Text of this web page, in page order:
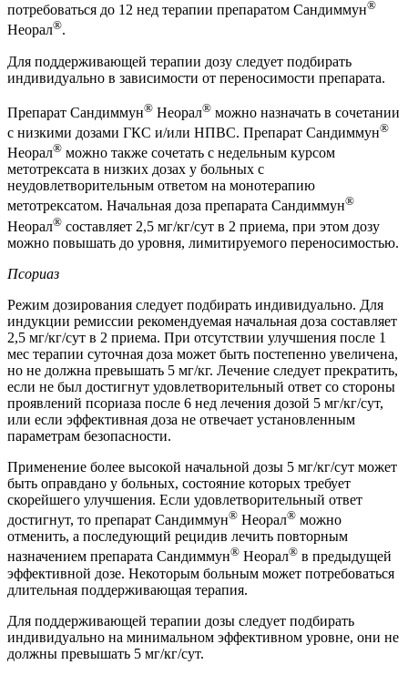
потребоваться до 12 нед терапии препаратом Сандиммун®
Неорал®.
Для поддерживающей терапии дозу следует подбирать
индивидуально в зависимости от переносимости препарата.
Препарат Сандиммун® Неорал® можно назначать в сочетании
с низкими дозами ГКС и/или НПВС. Препарат Сандиммун®
Неорал® можно также сочетать с недельным курсом
метотрексата в низких дозах у больных с
неудовлетворительным ответом на монотерапию
метотрексатом. Начальная доза препарата Сандиммун®
Неорал® составляет 2,5 мг/кг/сут в 2 приема, при этом дозу
можно повышать до уровня, лимитируемого переносимостью.
Псориаз
Режим дозирования следует подбирать индивидуально. Для
индукции ремиссии рекомендуемая начальная доза составляет
2,5 мг/кг/сут в 2 приема. При отсутствии улучшения после 1
мес терапии суточная доза может быть постепенно увеличена,
но не должна превышать 5 мг/кг. Лечение следует прекратить,
если не был достигнут удовлетворительный ответ со стороны
проявлений псориаза после 6 нед лечения дозой 5 мг/кг/сут,
или если эффективная доза не отвечает установленным
параметрам безопасности.
Применение более высокой начальной дозы 5 мг/кг/сут может
быть оправдано у больных, состояние которых требует
скорейшего улучшения. Если удовлетворительный ответ
достигнут, то препарат Сандиммун® Неорал® можно
отменить, а последующий рецидив лечить повторным
назначением препарата Сандиммун® Неорал® в предыдущей
эффективной дозе. Некоторым больным может потребоваться
длительная поддерживающая терапия.
Для поддерживающей терапии дозы следует подбирать
индивидуально на минимальном эффективном уровне, они не
должны превышать 5 мг/кг/сут.